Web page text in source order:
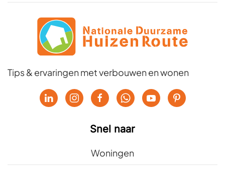
Tips & ervaringen met verbouwen en wonen
Snel naar
Woningen